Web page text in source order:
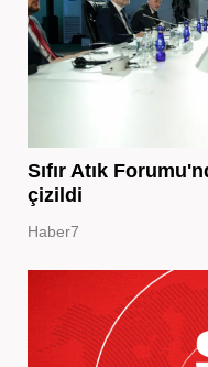
Sıfır Atık
çizildi
Haber7